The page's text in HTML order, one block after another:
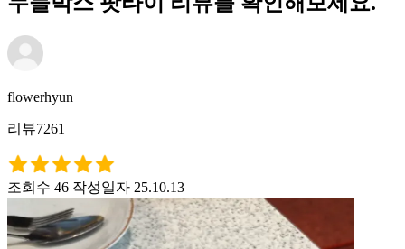
flowerhyun
리뷰7261
조회수 46 작성일자 25.10.13